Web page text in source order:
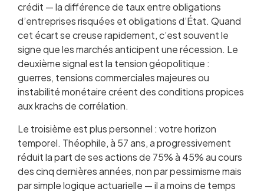
crédit — la différence de taux entre obligations
d’entreprises risquées et obligations d’État. Quand
cet écart se creuse rapidement, c’est souvent le
signe que les marchés anticipent une récession. Le
deuxième signal est la tension géopolitique :
guerres, tensions commerciales majeures ou
instabilité monétaire créent des conditions propices
aux krachs de corrélation.
Le troisième est plus personnel : votre horizon
temporel. Théophile, à 57 ans, a progressivement
réduit la part de ses actions de 75% à 45% au cours
des cinq dernières années, non par pessimisme mais
par simple logique actuarielle — il a moins de temps